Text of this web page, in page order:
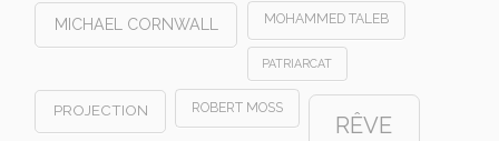
MICHAEL CORNWALL MOHAMMED TALEB
PATRIARCAT
PROJECTION ROBERT MOSS
RÊVE